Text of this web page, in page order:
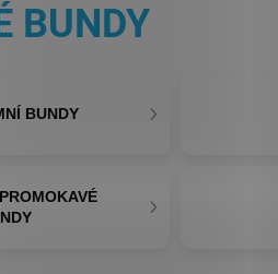
BUNDY
BUNDY